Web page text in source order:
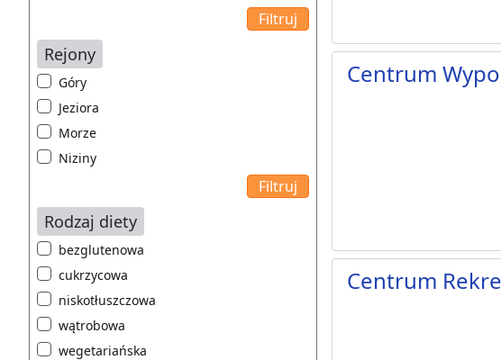
Rejony
Góry
Jeziora
Morze
Niziny
Rodzaj diety
bezglutenowa
cukrzycowa
niskotłuszczowa
wątrobowa
wegetariańska
Centrum
Centrum